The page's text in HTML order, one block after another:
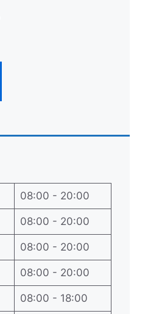
08:00 - 20:00
08:00 - 20:00
08:00 - 20:00
08:00 - 20:00
08:00 - 18:00